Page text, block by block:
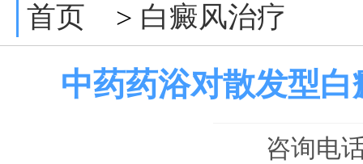
首页 > 白癜风治疗
中药药浴对散发型
咨询电